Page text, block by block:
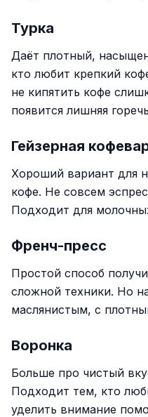
Турка
Даёт плотный,
кто любит крепкий
не кипятить кофе
появится лишняя
Гейзерная
Хороший вариант для
кофе. Не совсем
Подходит для
Френч-пресс
Простой способ
сложной техники. Но
маслянистым, с
Воронка
Больше про чистый
Подходит тем, кто
уделить внимание